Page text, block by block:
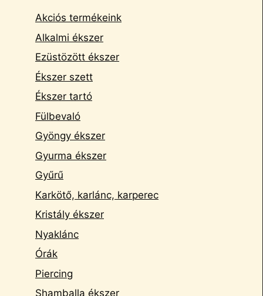
Akciós termékeink
Alkalmi ékszer
Ezüstözött ékszer
Ékszer szett
Ékszer tartó
Fülbevaló
Gyöngy ékszer
Gyurma ékszer
Gyűrű
Karkötő, karlánc, karperec
Kristály ékszer
Nyaklánc
Órák
Piercing
Shamballa ékszer